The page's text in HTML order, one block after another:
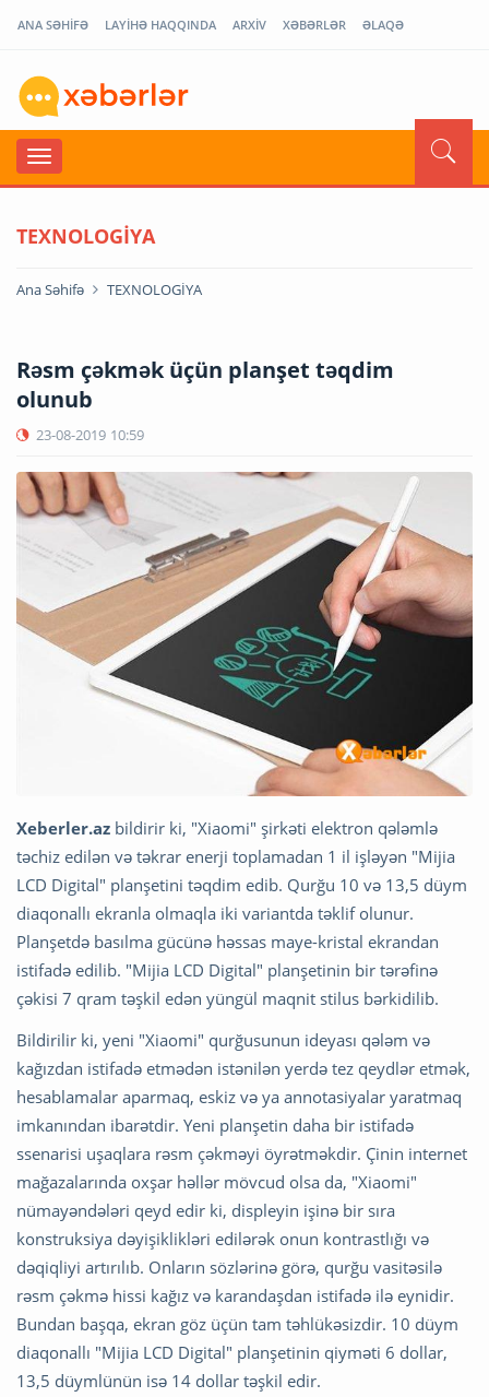
ANA SƏHİFƏ LAYİHƏ HAQQINDA ARXİV XƏBƏRLƏR ƏLAQƏ
TEXNOLOGİYA
Ana Səhifə TEXNOLOGİYA
Rəsm çəkmək üçün planşet təqdim
olunub
23-08-2019 10:59
Xeberler.az bildirir ki, "Xiaomi" şirkəti elektron qələmlə
təchiz edilən və təkrar enerji toplamadan 1 il işləyən "Mijia
LCD Digital" planşetini təqdim edib. Qurğu 10 və 13,5 düym
diaqonallı ekranla olmaqla iki variantda təklif olunur.
Planşetdə basılma gücünə həssas maye-kristal ekrandan
istifadə edilib. "Mijia LCD Digital" planşetinin bir tərəfinə
çəkisi 7 qram təşkil edən yüngül maqnit stilus bərkidilib.
Bildirilir ki, yeni "Xiaomi" qurğusunun ideyası qələm və
kağızdan istifadə etmədən istənilən yerdə tez qeydlər etmək,
hesablamalar aparmaq, eskiz və ya annotasiyalar yaratmaq
imkanından ibarətdir. Yeni planşetin daha bir istifadə
ssenarisi uşaqlara rəsm çəkməyi öyrətməkdir. Çinin internet
mağazalarında oxşar həllər mövcud olsa da, "Xiaomi"
nümayəndələri qeyd edir ki, displeyin işinə bir sıra
konstruksiya dəyişiklikləri edilərək onun kontrastlığı və
dəqiqliyi artırılıb. Onların sözlərinə görə, qurğu vasitəsilə
rəsm çəkmə hissi kağız və karandaşdan istifadə ilə eynidir.
Bundan başqa, ekran göz üçün tam təhlükəsizdir. 10 düym
diaqonallı "Mijia LCD Digital" planşetinin qiyməti 6 dollar,
13,5 düymlünün isə 14 dollar təşkil edir.